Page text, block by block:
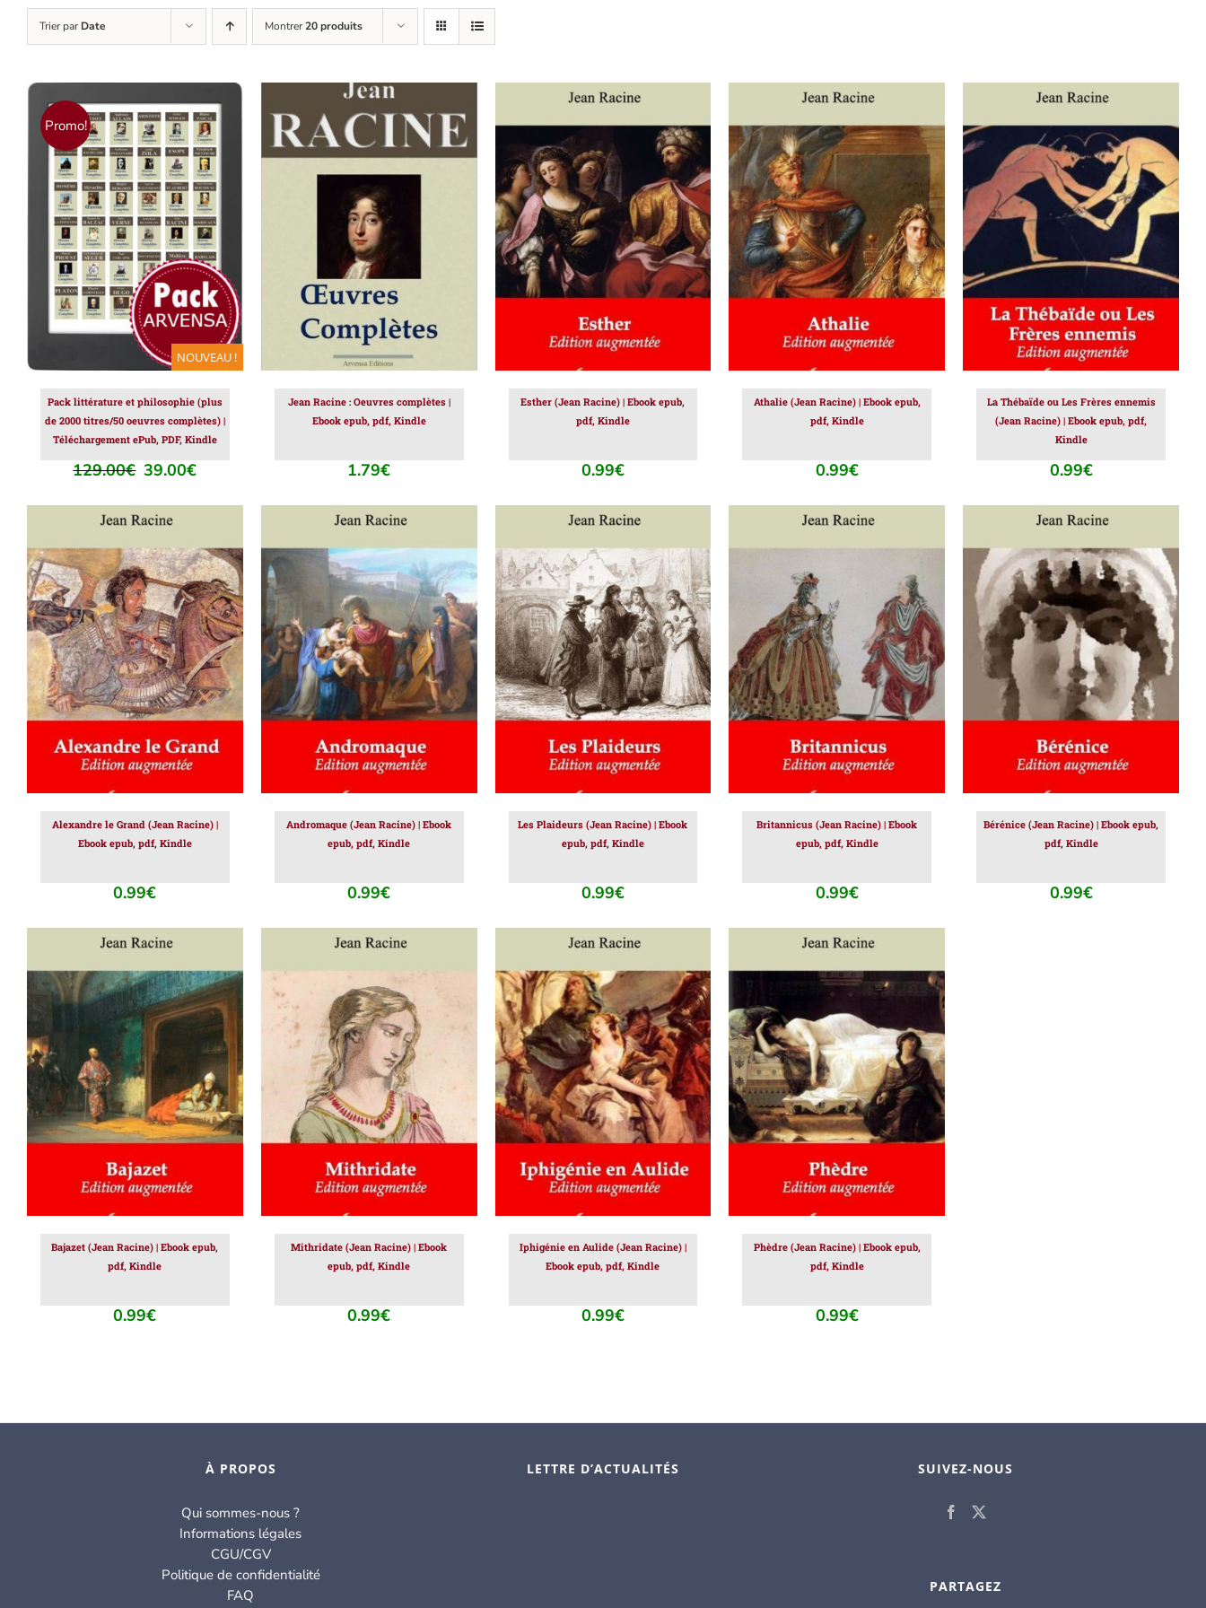
Trier parDate Montrer20 produits
Promo!
NOUVEAU !
AJOUTER AU PANIER
/
DÉTAILS
Pack littérature et philosophie (plus
de 2000 titres/50 oeuvres complètes) |
Téléchargement ePub, PDF, Kindle
129.00€ Le
initial
était :
129.00€.
39.00€Le
actuel
39.00€.
AJOUTER AU PANIER
DÉTAILS
Jean Racine : Oeuvres complètes |
Ebook epub, pdf, Kindle
1.79€
AJOUTER AU PANIER
/
DÉTAILS
Esther (Jean Racine) | Ebook epub,
pdf, Kindle
0.99€
AJOUTER AU PANIER
/
DÉTAILS
Athalie (Jean Racine) | Ebook epub,
pdf, Kindle
0.99€
AJOUTER AU PANIER
La Thébaïde ou Les Frères ennemis
(Jean Racine) | Ebook epub, pdf,
Kindle
0.99€
AJOUTER AU PANIER
/
DÉTAILS
Alexandre le Grand (Jean Racine) |
Ebook epub, pdf, Kindle
0.99€
AJOUTER AU PANIER
/
DÉTAILS
Andromaque (Jean Racine) | Ebook
epub, pdf, Kindle
0.99€
AJOUTER AU PANIER
/
DÉTAILS
Les Plaideurs (Jean Racine) | Ebook
epub, pdf, Kindle
0.99€
AJOUTER AU PANIER
/
DÉTAILS
Britannicus (Jean Racine) | Ebook
epub, pdf, Kindle
0.99€
AJOUTER AU PANIER
DÉTAILS
Bérénice (Jean Racine) | Ebook epub,
pdf, Kindle
0.99€
AJOUTER AU PANIER
DÉTAILS
Bajazet (Jean Racine) | Ebook epub,
pdf, Kindle
0.99€
AJOUTER AU PANIER
DÉTAILS
Mithridate (Jean Racine) | Ebook
epub, pdf, Kindle
0.99€
AJOUTER AU PANIER
/
DÉTAILS
Iphigénie en Aulide (Jean Racine) |
Ebook epub, pdf, Kindle
0.99€
AJOUTER AU PANIER
/
DÉTAILS
Phèdre (Jean Racine) | Ebook epub,
pdf, Kindle
0.99€
À PROPOS
Qui sommes-nous ?
Informations légales
CGU/CGV
Politique de confidentialité
FAQ
LETTRE D’ACTUALITÉS SUIVEZ-NOUS
PARTAGEZ